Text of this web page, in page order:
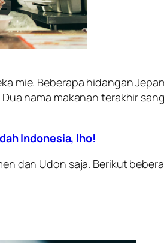
mie. Beberapa hidangan
nama makanan terakhir
Indonesia, lho!
dan Udon saja. Berikut